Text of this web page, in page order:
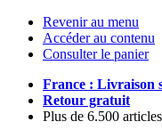
Revenir au menu
Accéder au contenu
Consulter le panier
France : Livraison
Retour gratuit
Plus de 6.500 articles